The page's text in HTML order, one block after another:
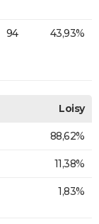
94 43,93%
Loisy
88,62%
11,38%
1,83%